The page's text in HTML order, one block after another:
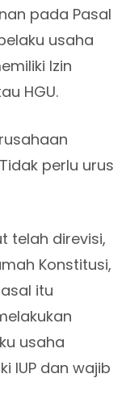
pada Pasal
usaha
Izin
HGU.
perlu urus
telah direvisi,
Konstitusi,
itu
usaha
IUP dan wajib